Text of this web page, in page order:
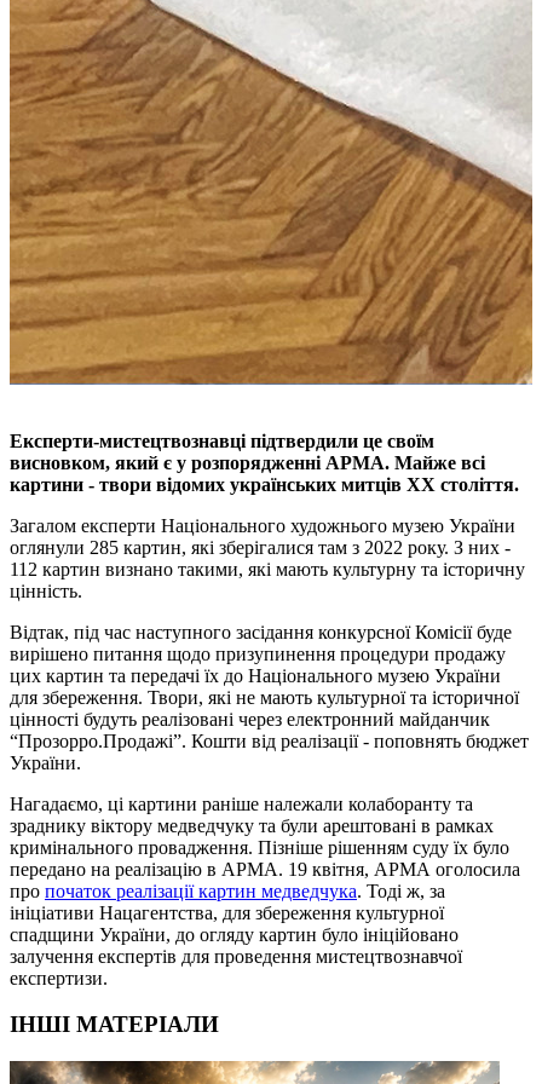
Експерти-мистецтвознавці підтвердили це своїм
висновком, який є у розпорядженні АРМА. Майже всі
картини - твори відомих українських митців XX століття.
Загалом експерти Національного художнього музею України
оглянули 285 картин, які зберігалися там з 2022 року. З них -
112 картин визнано такими, які мають культурну та історичну
цінність.
Відтак, під час наступного засідання конкурсної Комісії буде
вирішено питання щодо призупинення процедури продажу
цих картин та передачі їх до Національного музею України
для збереження. Твори, які не мають культурної та історичної
цінності будуть реалізовані через електронний майданчик
“Прозорро.Продажі”. Кошти від реалізації - поповнять бюджет
України.
Нагадаємо, ці картини раніше належали колаборанту та
зраднику віктору медведчуку та були арештовані в рамках
кримінального провадження. Пізніше рішенням суду їх було
передано на реалізацію в АРМА. 19 квітня, АРМА оголосила
про початок реалізації картин медведчука. Тоді ж, за
ініціативи Нацагентства, для збереження культурної
спадщини України, до огляду картин було ініційовано
залучення експертів для проведення мистецтвознавчої
експертизи.
ІНШІ МАТЕРІАЛИ